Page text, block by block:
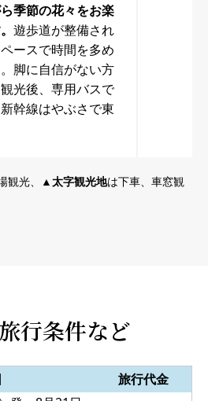
季節の花々をお楽
遊歩道が整備され
ースで時間を多め
脚に自信がない方
光後、専用バスで
幹線はやぶさで東
観光、 ▲太字観光地は下車、車窓観
行条件など
旅行代金